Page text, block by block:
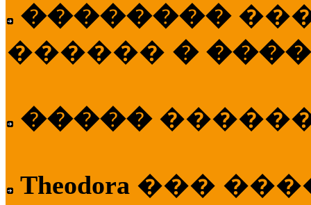
��������
������ �
�����
Theodora ���